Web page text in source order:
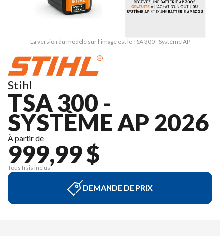
La version du modèle sur l'image est le TSA 300 - Système AP
Stihl
TSA 300 -
SYSTÈME AP 2026
À partir de
999,99 $
Tous frais inclus
DEMANDE DE PRIX